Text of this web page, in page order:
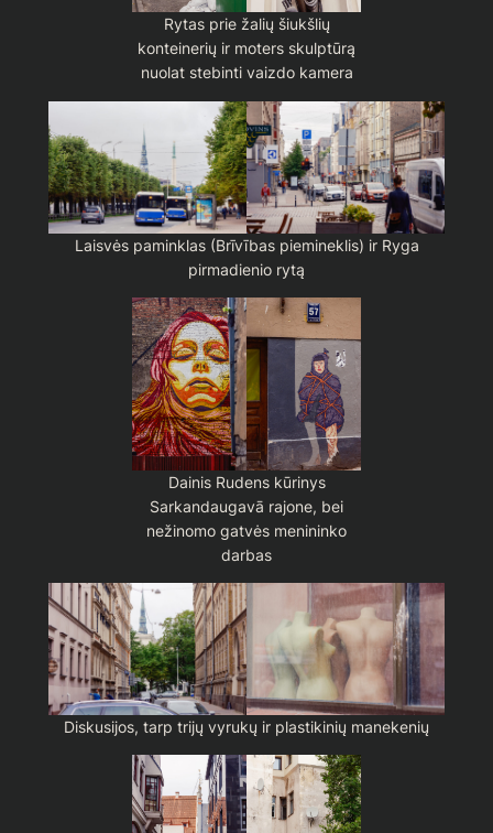
Rytas prie žalių šiukšlių
konteinerių ir moters skulptūrą
nuolat stebinti vaizdo kamera
Laisvės paminklas (Brīvības piemineklis) ir Ryga
pirmadienio rytą
Dainis Rudens kūrinys
Sarkandaugavā rajone, bei
nežinomo gatvės menininko
darbas
Diskusijos, tarp trijų vyrukų ir plastikinių manekenių